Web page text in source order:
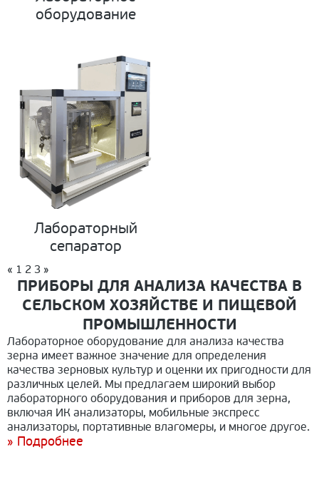
оборудование
Лабораторный
сепаратор
« 1 2 3 »
ПРИБОРЫ ДЛЯ АНАЛИЗА КАЧЕСТВА В
СЕЛЬСКОМ ХОЗЯЙСТВЕ И ПИЩЕВОЙ
ПРОМЫШЛЕННОСТИ
Лабораторное оборудование для анализа качества
зерна имеет важное значение для определения
качества зерновых культур и оценки их пригодности для
различных целей. Мы предлагаем широкий выбор
лабораторного оборудования и приборов для зерна,
включая ИК анализаторы, мобильные экспресс
анализаторы, портативные влагомеры, и многое другое.
» Подробнее